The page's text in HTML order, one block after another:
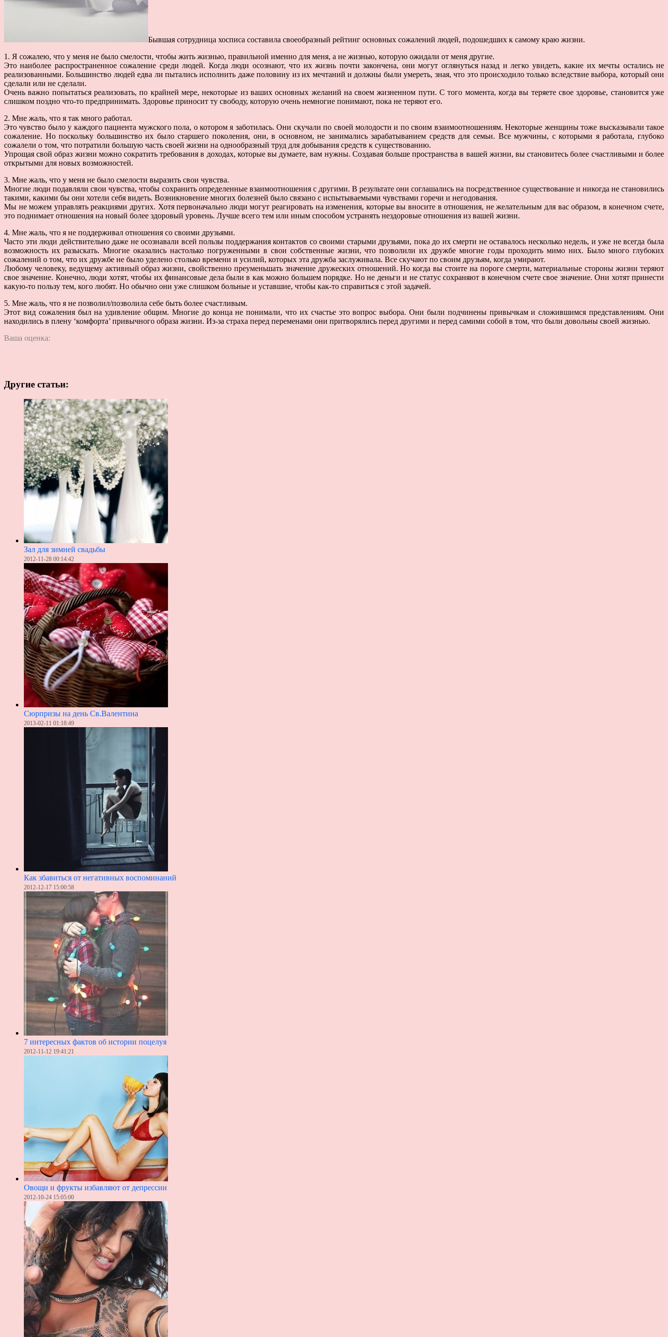
Бывшая сотрудница хосписа составила своеобразный рейтинг основных сожалений людей, подошедших к самому краю жизни.
1. Я сожалею, что у меня не было смелости, чтобы жить жизнью, правильной именно для меня, а не жизнью, которую ожидали от меня другие.
Это наиболее распространенное сожаление среди людей. Когда люди осознают, что их жизнь почти закончена, они могут оглянуться назад и легко увидеть, какие их мечты остались не
реализованными. Большинство людей едва ли пытались исполнить даже половину из их мечтаний и должны были умереть, зная, что это происходило только вследствие выбора, который они
сделали или не сделали.
Очень важно попытаться реализовать, по крайней мере, некоторые из ваших основных желаний на своем жизненном пути. С того момента, когда вы теряете свое здоровье, становится уже
слишком поздно что-то предпринимать. Здоровье приносит ту свободу, которую очень немногие понимают, пока не теряют его.
2. Мне жаль, что я так много работал.
Это чувство было у каждого пациента мужского пола, о котором я заботилась. Они скучали по своей молодости и по своим взаимоотношениям. Некоторые женщины тоже высказывали такое
сожаление. Но поскольку большинство их было старшего поколения, они, в основном, не занимались зарабатыванием средств для семьи. Все мужчины, с которыми я работала, глубоко
сожалели о том, что потратили большую часть своей жизни на однообразный труд для добывания средств к существованию.
Упрощая свой образ жизни можно сократить требования в доходах, которые вы думаете, вам нужны. Создавая больше пространства в вашей жизни, вы становитесь более счастливыми и более
открытыми для новых возможностей.
3. Мне жаль, что у меня не было смелости выразить свои чувства.
Многие люди подавляли свои чувства, чтобы сохранить определенные взаимоотношения с другими. В результате они соглашались на посредственное существование и никогда не становились
такими, какими бы они хотели себя видеть. Возникновение многих болезней было связано с испытываемыми чувствами горечи и негодования.
Мы не можем управлять реакциями других. Хотя первоначально люди могут реагировать на изменения, которые вы вносите в отношения, не желательным для вас образом, в конечном счете,
это поднимает отношения на новый более здоровый уровень. Лучше всего тем или иным способом устранять нездоровые отношения из вашей жизни.
4. Мне жаль, что я не поддерживал отношения со своими друзьями.
Часто эти люди действительно даже не осознавали всей пользы поддержания контактов со своими старыми друзьями, пока до их смерти не оставалось несколько недель, и уже не всегда была
возможность их разыскать. Многие оказались настолько погруженными в свои собственные жизни, что позволили их дружбе многие годы проходить мимо них. Было много глубоких
сожалений о том, что их дружбе не было уделено столько времени и усилий, которых эта дружба заслуживала. Все скучают по своим друзьям, когда умирают.
Любому человеку, ведущему активный образ жизни, свойственно преуменьшать значение дружеских отношений. Но когда вы стоите на пороге смерти, материальные стороны жизни теряют
свое значение. Конечно, люди хотят, чтобы их финансовые дела были в как можно большем порядке. Но не деньги и не статус сохраняют в конечном счете свое значение. Они хотят принести
какую-то пользу тем, кого любят. Но обычно они уже слишком больные и уставшие, чтобы как-то справиться с этой задачей.
5. Мне жаль, что я не позволил/позволила себе быть более счастливым.
Этот вид сожаления был на удивление общим. Многие до конца не понимали, что их счастье это вопрос выбора. Они были подчинены привычкам и сложившимся представлениям. Они
находились в плену ‘комфорта’ привычного образа жизни. Из-за страха перед переменами они притворялись перед другими и перед самими собой в том, что были довольны своей жизнью.
Ваша оценка:
Другие статьи:
Зал для зимней свадьбы
2012-11-28 00:14:42
Сюрпризы на день Св.Валентина
2013-02-11 01:18:49
Как збавиться от негативных воспоминаний
2012-12-17 15:00:58
7 интересных фактов об истории поцелуя
2012-11-12 19:41:21
Овощи и фрукты избавляют от депрессии
2012-10-24 15:05:00